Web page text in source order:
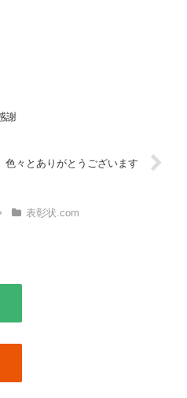
謝
色々とありがとうございます
表彰状.com